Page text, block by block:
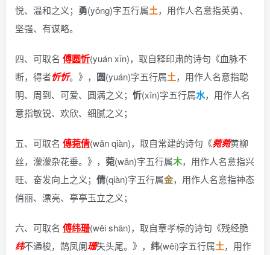
悦、温和之义； 勇(yǒng)字五行属土，用作人名意指英勇、
坚强、有谋略。
四、可取名 傅圆忻(yuán xīn)， 取自释印肃的诗句《血脉不
断，得者忻忻。》 ， 圆(yuán)字五行属土，用作人名意指聪
明、周到、可爱、圆满之义； 忻(xīn)字五行属水，用作人名
意指敏锐、欢欣、细腻之义；
五、可取名 傅菀倩(wǎn qiàn)， 取自常建的诗句《菀菀黄柳
丝，濛濛杂花垂。》 ， 菀(wǎn)字五行属木，用作人名意指兴
旺、奋发向上之义； 倩(qiàn)字五行属金，用作人名意指神态
俏丽、漂亮、亭亭玉立之义；
六、可取名 傅纬珊(wěi shān)， 取自章孝标的诗句《残经脆
纬不通梭，鹊凤阑珊失头尾。》 ， 纬(wěi)字五行属土，用作